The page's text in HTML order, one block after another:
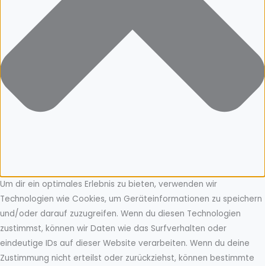
Um dir ein optimales Erlebnis zu bieten, verwenden wir
Technologien wie Cookies, um Geräteinformationen zu speichern
und/oder darauf zuzugreifen. Wenn du diesen Technologien
zustimmst, können wir Daten wie das Surfverhalten oder
eindeutige IDs auf dieser Website verarbeiten. Wenn du deine
Zustimmung nicht erteilst oder zurückziehst, können bestimmte